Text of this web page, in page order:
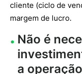
cliente (ciclo de
margem de lucro.
Não é
a